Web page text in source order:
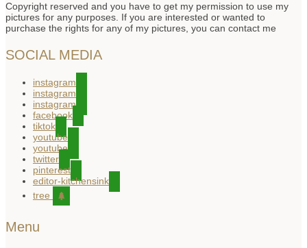
Copyright reserved and you have to get my permission to use my
pictures for any purposes. If you are interested or wanted to
purchase the rights for any of my pictures, you can contact me
SOCIAL MEDIA
instagram
instagram
instagram
facebook
tiktok
youtube
youtube
twitter
pinterest
editor-kitchensink
tree
Menu